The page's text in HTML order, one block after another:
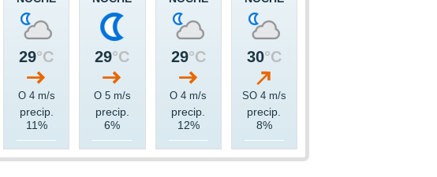
29°C
O 4 m/s
precip.
11%
29°C
O 5 m/s
precip.
6%
29°C
O 4 m/s
precip.
12%
30°C
SO 4 m/s
precip.
8%